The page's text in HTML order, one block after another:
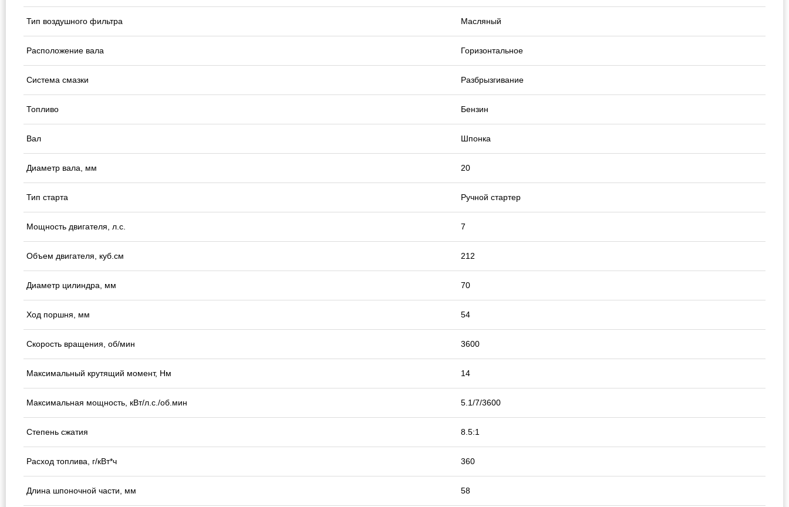
Тип воздушного фильтра Масляный
Расположение вала Горизонтальное
Система смазки Разбрызгивание
Топливо Бензин
Вал Шпонка
Диаметр вала, мм 20
Тип старта Ручной стартер
Мощность двигателя, л.с. 7
Объем двигателя, куб.см 212
Диаметр цилиндра, мм 70
Ход поршня, мм 54
Скорость вращения, об/мин 3600
Максимальный крутящий момент, Нм 14
Максимальная мощность, кВт/л.с./об.мин 5.1/7/3600
Степень сжатия 8.5:1
Расход топлива, г/кВт*ч 360
Длина шпоночной части, мм 58